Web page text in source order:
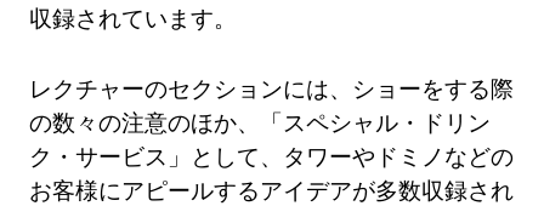
収録されています。
レクチャーのセクションには、ショーをする際
の数々の注意のほか、「スペシャル・ドリン
ク・サービス」として、タワーやドミノなどの
お客様にアピールするアイデアが多数収録され